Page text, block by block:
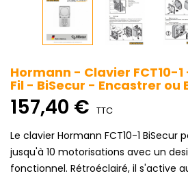
Hormann - Clavier FCT10-1
Fil - BiSecur - Encastrer ou
157,40 € TTC
Le clavier Hormann FCT10-1
jusqu'à 10 motorisations avec un
fonctionnel. Rétroéclairé, il s'active